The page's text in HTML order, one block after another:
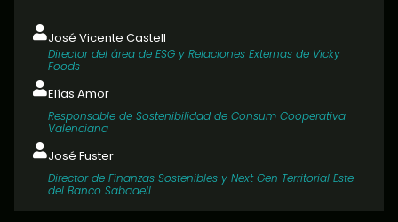
José Vicente Castell
Director del área de ESG y Relaciones Externas de Vicky
Foods
Elías Amor
Responsable de Sostenibilidad de Consum Cooperativa
Valenciana
José Fuster
Director de Finanzas Sostenibles y Next Gen Territorial Este
del Banco Sabadell